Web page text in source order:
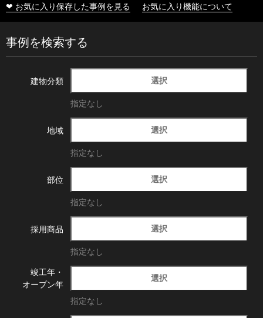
❤ お気に入り保存した事例を見る お気に入り機能について
事例を検索する
建物分類 選択
指定なし
地域 選択
指定なし
部位 選択
指定なし
採用商品 選択
指定なし
竣工年・
オープン年
選択
指定なし